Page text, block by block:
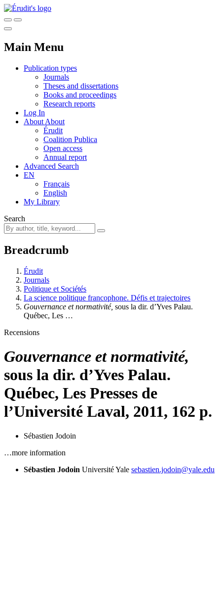
Main Menu
Publication types
Journals
Theses and dissertations
Books and proceedings
Research reports
Log In
About About
Érudit
Coalition Publica
Open access
Annual report
Advanced Search
EN
Français
English
My Library
Search
Breadcrumb
Érudit
Journals
Politique et Sociétés
La science politique francophone. Défis et trajectoires
Gouvernance et normativité, sous la dir. d’Yves Palau.
Québec, Les …
Recensions
Gouvernance et normativité,
sous la dir. d’Yves Palau.
Québec, Les Presses de
l’Université Laval, 2011, 162 p.
Sébastien Jodoin
…more information
Sébastien Jodoin Université Yale sebastien.jodoin@yale.edu